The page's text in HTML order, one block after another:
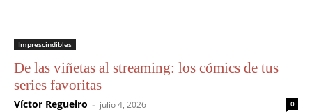
Imprescindibles
De las viñetas al streaming: los cómics de tus
series favoritas
Víctor Regueiro - julio 4, 2026 0